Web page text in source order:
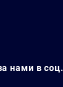
нами в соц.